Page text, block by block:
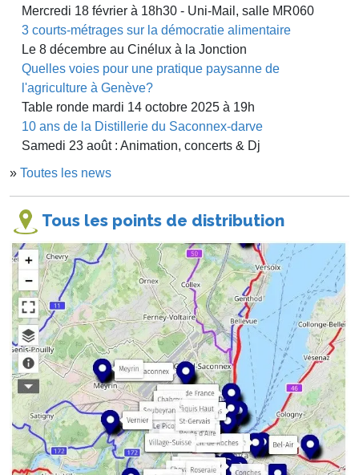
Mercredi 18 février à 18h30 - Uni-Mail, salle MR060
3 courts-métrages sur la démocratie alimentaire
Le 8 décembre au Cinélux à la Jonction
Quelles voies pour une pratique paysanne de
l'agriculture à Genève?
Table ronde mardi 14 octobre 2025 à 19h
10 ans de la Distillerie du Saconnex-darve
Samedi 23 août : Animation, concerts & Dj
» Toutes les news
Tous les points de distribution